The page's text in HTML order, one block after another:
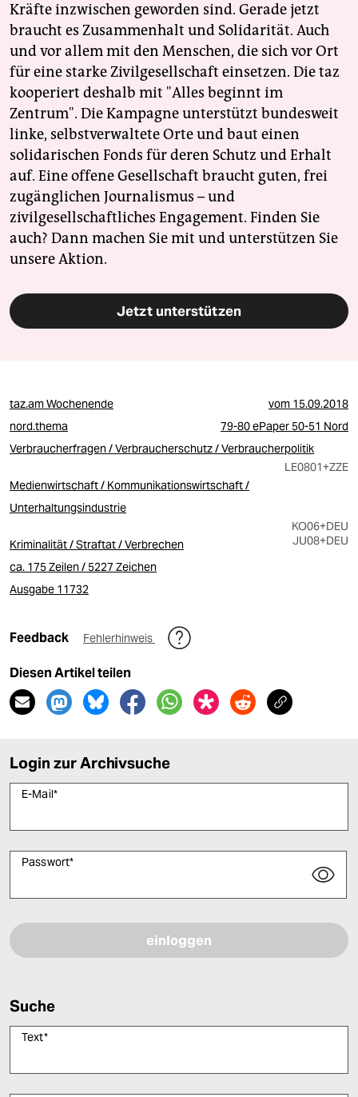
Kräfte inzwischen geworden sind. Gerade jetzt
braucht es Zusammenhalt und Solidarität. Auch
und vor allem mit den Menschen, die sich vor Ort
für eine starke Zivilgesellschaft einsetzen. Die taz
kooperiert deshalb mit "Alles beginnt im
Zentrum". Die Kampagne unterstützt bundesweit
linke, selbstverwaltete Orte und baut einen
solidarischen Fonds für deren Schutz und Erhalt
auf. Eine offene Gesellschaft braucht guten, frei
zugänglichen Journalismus – und
zivilgesellschaftliches Engagement. Finden Sie
auch? Dann machen Sie mit und unterstützen Sie
unsere Aktion.
Jetzt unterstützen
taz.am Wochenende vom 15.09.2018
nord.thema
79-80 ePaper 50-51 Nord
Verbraucherfragen / Verbraucherschutz / Verbraucherpolitik
LE0801+ZZE
Medienwirtschaft / Kommunikationswirtschaft /
Unterhaltungsindustrie
KO06+DEU
Kriminalität / Straftat / Verbrechen
JU08+DEU
ca. 175 Zeilen / 5227 Zeichen
Ausgabe 11732
Feedback Fehlerhinweis
Diesen Artikel teilen
Login zur Archivsuche
E-Mail*
Passwort*
Suche
Text*